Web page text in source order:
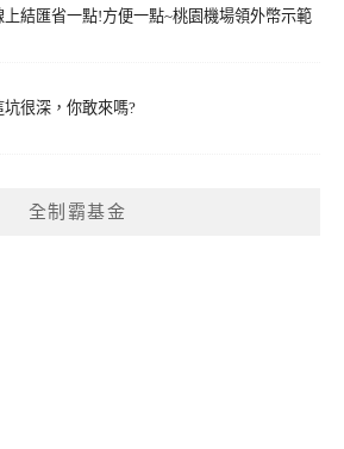
結匯省一點!方便一點~桃園機場領外幣示範
很深，你敢來嗎?
全制霸基金